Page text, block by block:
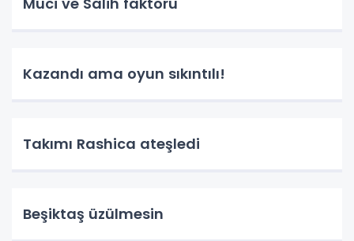
Kazandı ama oyun sıkıntılı!
Takımı Rashica ateşledi
Beşiktaş üzülmesin